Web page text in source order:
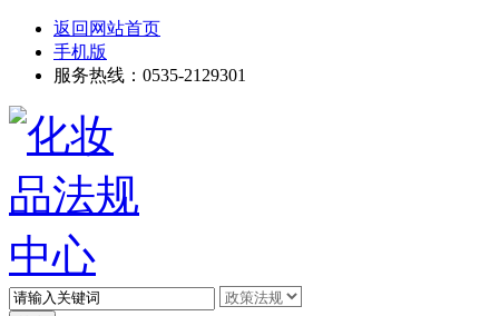
返回网站首页
手机版
服务热线：0535-2129301